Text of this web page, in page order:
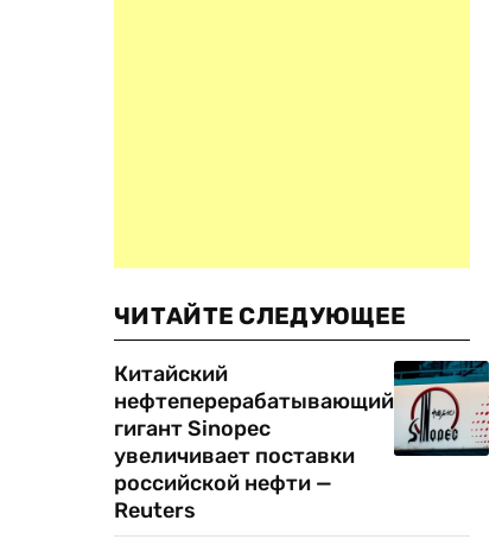
ЧИТАЙТЕ СЛЕДУЮЩЕЕ
Китайский
нефтеперерабатывающий
гигант Sinopec
увеличивает поставки
российской нефти —
Reuters